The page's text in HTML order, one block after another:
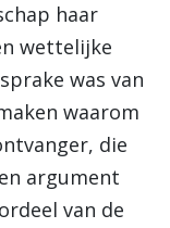
haar
wettelijke
was van
waarom
die
argument
van de